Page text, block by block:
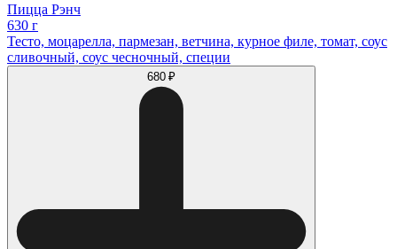
Пицца Рэнч
630 г
Тесто, моцарелла, пармезан, ветчина, курное филе, томат, соус
сливочный, соус чесночный, специи
680 ₽